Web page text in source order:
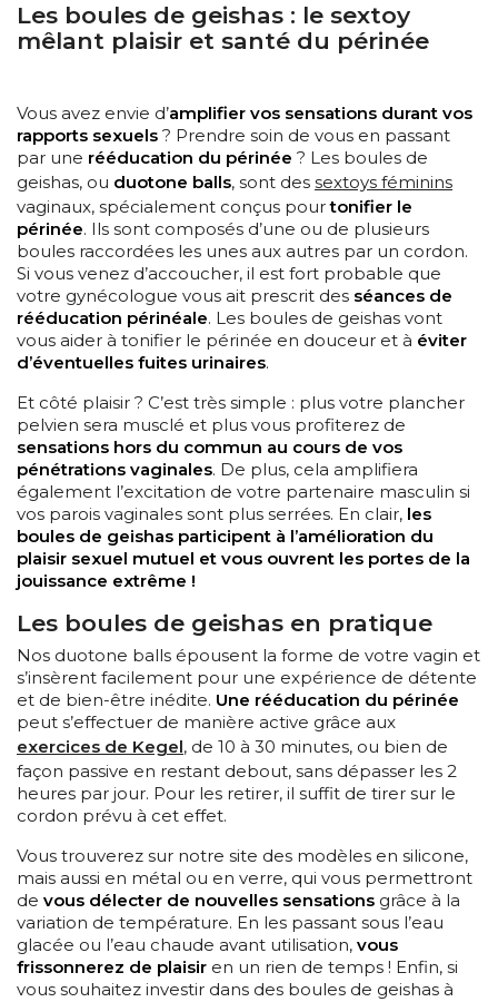
Les boules de geishas : le sextoy
mêlant plaisir et santé du périnée
Vous avez envie d’amplifier vos sensations durant vos
rapports sexuels ? Prendre soin de vous en passant
par une rééducation du périnée ? Les boules de
geishas, ou duotone balls, sont des sextoys féminins
vaginaux, spécialement conçus pourtonifier le
périnée. Ils sont composés d’une ou de plusieurs
boules raccordées les unes aux autres par un cordon.
Si vous venez d’accoucher, il est fort probable que
votre gynécologue vous ait prescrit des séances de
rééducation périnéale. Les boules de geishas vont
vous aider à tonifier le périnée en douceur et à éviter
d’éventuelles fuites urinaires.
Et côté plaisir ? C’est très simple : plus votre plancher
pelvien sera musclé et plus vous profiterez de
sensations hors du commun au cours de vos
pénétrations vaginales. De plus, cela amplifiera
également l’excitation de votre partenaire masculin si
vos parois vaginales sont plus serrées. En clair, les
boules de geishas participent à l’amélioration du
plaisir sexuel mutuel et vous ouvrent les portes de la
jouissance extrême !
Les boules de geishas en pratique
Nos duotone balls épousent la forme de votre vagin et
s’insèrent facilement pour une expérience de détente
et de bien-être inédite. Une rééducation du périnée
peut s’effectuer de manière active grâce aux
exercices de Kegel, de 10 à 30 minutes, ou bien de
façon passive en restant debout, sans dépasser les 2
heures par jour. Pour les retirer, il suffit de tirer sur le
cordon prévu à cet effet.
Vous trouverez sur notre site des modèles en silicone,
mais aussi en métal ou en verre, qui vous permettront
de vous délecter de nouvelles sensations grâce à la
variation de température. En les passant sous l’eau
glacée ou l’eau chaude avant utilisation, vous
frissonnerez de plaisir en un rien de temps ! Enfin, si
vous souhaitez investir dans des boules de geishas à